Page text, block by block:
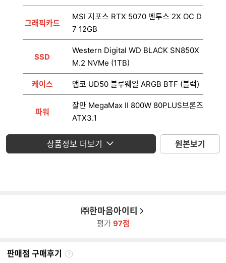
그래픽카드
MSI 지포스 RTX 5070 벤투스 2X OC D
7 12GB
SSD
Western Digital WD BLACK SN850X
M.2 NVMe (1TB)
케이스 앱코 UD50 블루웨일 ARGB BTF (블랙)
파워
잘만 MegaMax II 800W 80PLUS브론즈
ATX3.1
운영체제 미포함
상품정보 더보기 원본보기
㈜한마음아이티
평가 97점
판매점 구매후기
판